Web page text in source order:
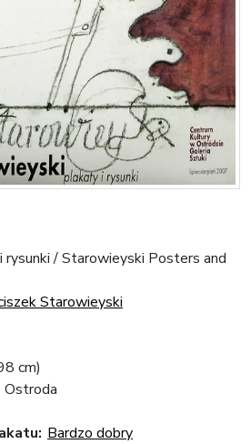
/ Starowieyski Posters and
Starowieyski
cm)
Ostroda
Bardzo dobry